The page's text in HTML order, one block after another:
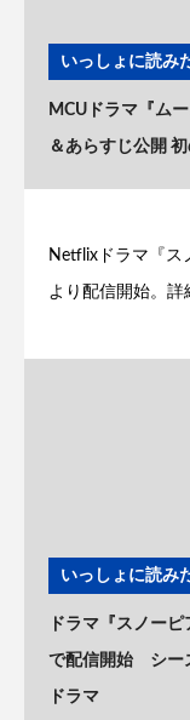
いっしょに読み
MCUドラマ『ム
＆あらすじ公開
Netflixドラマ『ス
より配信開始。詳
いっしょに読み
ドラマ『スノー
で配信開始 シー
ドラマ